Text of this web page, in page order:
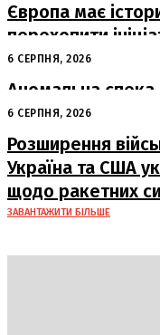
Європа має
перехопити
Росією
6 СЕРПНЯ, 2026
Аномальна спека
очікуються
6 СЕРПНЯ, 2026
Розширення
Україна та США
щодо ракетних
ЗАВАНТАЖИТИ БІЛЬШЕ